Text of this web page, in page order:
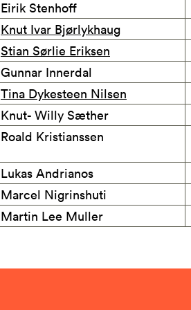
Eirik Stenhoff
Knut Ivar Bjørlykhaug
Stian Sørlie Eriksen
Gunnar Innerdal
Tina Dykesteen Nilsen
Knut- Willy Sæther
Roald Kristianssen
Lukas Andrianos
Marcel Nigrinshuti
Martin Lee Muller